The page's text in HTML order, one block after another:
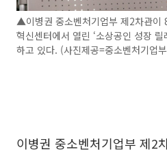
▲이병권 중소벤처기업부 제2차관이
혁신센터에서 열린 ‘소상공인 성장
하고 있다. (사진제공=중소벤처기업
이병권 중소벤처기업부 제2